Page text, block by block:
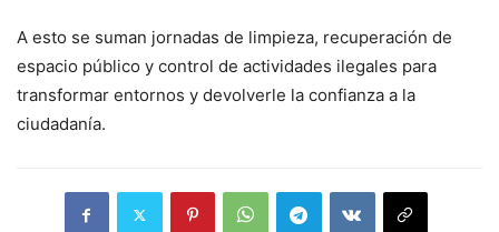
A esto se suman jornadas de limpieza, recuperación de
espacio público y control de actividades ilegales para
transformar entornos y devolverle la confianza a la
ciudadanía.